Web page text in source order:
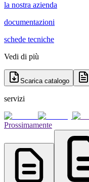
la nostra azienda
documentazioni
schede tecniche
Vedi di più
Scarica catalogo
servizi
Prossimamente